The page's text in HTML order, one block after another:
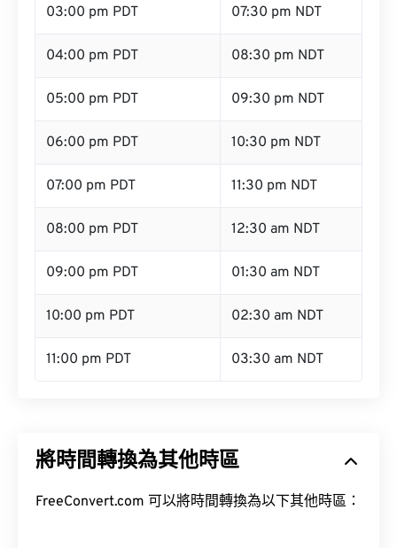
03:00 pm PDT 07:30 pm NDT
04:00 pm PDT 08:30 pm NDT
05:00 pm PDT 09:30 pm NDT
06:00 pm PDT 10:30 pm NDT
07:00 pm PDT 11:30 pm NDT
08:00 pm PDT 12:30 am NDT
09:00 pm PDT 01:30 am NDT
10:00 pm PDT 02:30 am NDT
11:00 pm PDT 03:30 am NDT
將時間轉換為其他時區
FreeConvert.com 可以將時間轉換為以下其他時區：